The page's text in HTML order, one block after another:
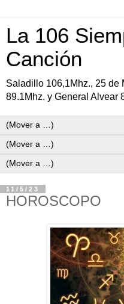
La 106
Canción
Saladillo 106,1Mhz., 25 de
89.1Mhz. y General Alvear
11/5/23
HOROSCOPO